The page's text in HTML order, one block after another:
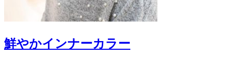
鮮やかインナーカラー